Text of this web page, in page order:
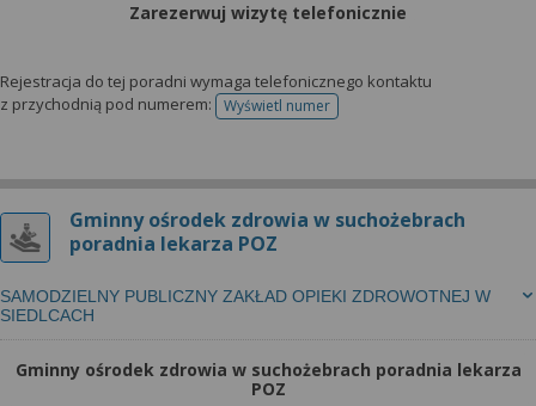
Zarezerwuj wizytę telefonicznie
Rejestracja do tej poradni wymaga telefonicznego kontaktu
z przychodnią pod numerem:
Wyświetl numertelefonu do rejestracji
Gminny ośrodek zdrowia w suchożebrach
poradnia lekarza POZ
SAMODZIELNY PUBLICZNY ZAKŁAD OPIEKI ZDROWOTNEJ W
SIEDLCACH
Gminny ośrodek zdrowia w suchożebrach poradnia lekarza
POZ